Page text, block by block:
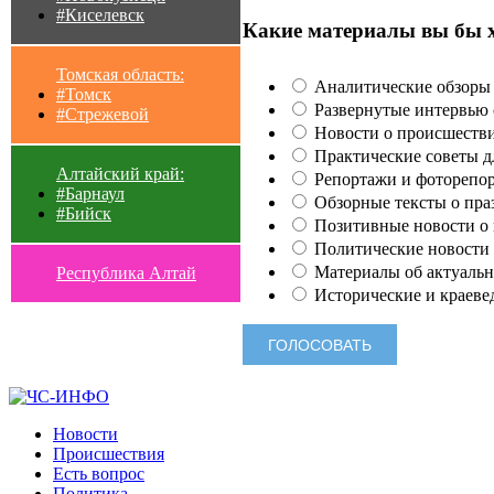
#Киселевск
Томская область:
#Томск
#Стрежевой
Алтайский край:
#Барнаул
#Бийск
Республика Алтай
Какие материалы вы бы
Аналитические
Развернутые интервью
Новости о
Практические советы
Репортажи и
Обзорные тексты о
Позитивные новости о
Политические
Материалы об
Исторические и
Новости
Происшествия
Есть вопрос